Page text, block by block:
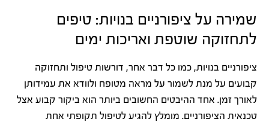
שמירה על ציפורניים בנויות: טיפים
לתחזוקה שוטפת ואריכות ימים
ציפורניים בנויות, כמו כל דבר אחר, דורשות טיפול ותחזוקה
קבועים על מנת לשמור על מראה מטופח ולוודא את עמידותן
לאורך זמן. אחד ההיבטים החשובים ביותר הוא ביקור קבוע אצל
טכנאית הציפורניים. מומלץ להגיע לטיפול תקופתי אחת